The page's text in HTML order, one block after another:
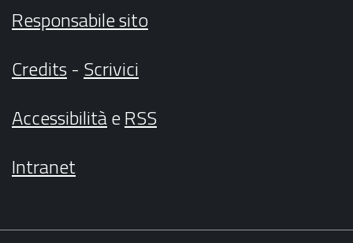
Responsabile sito
Credits- Scrivici
AccessibilitàeRSS
Intranet